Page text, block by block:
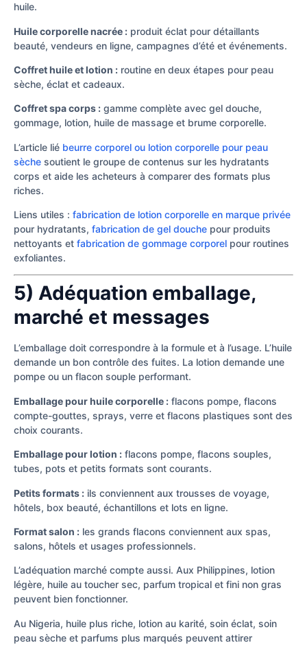
huile.
Huile corporelle nacrée : produit éclat pour détaillants
beauté, vendeurs en ligne, campagnes d’été et événements.
Coffret huile et lotion : routine en deux étapes pour peau
sèche, éclat et cadeaux.
Coffret spa corps : gamme complète avec gel douche,
gommage, lotion, huile de massage et brume corporelle.
L’article lié beurre corporel ou lotion corporelle pour peau
sèche soutient le groupe de contenus sur les hydratants
corps et aide les acheteurs à comparer des formats plus
riches.
Liens utiles : fabrication de lotion corporelle en marque privée
pour hydratants, fabrication de gel douche pour produits
nettoyants et fabrication de gommage corporel pour routines
exfoliantes.
5) Adéquation emballage,
marché et messages
L’emballage doit correspondre à la formule et à l’usage. L’huile
demande un bon contrôle des fuites. La lotion demande une
pompe ou un flacon souple performant.
Emballage pour huile corporelle : flacons pompe, flacons
compte-gouttes, sprays, verre et flacons plastiques sont des
choix courants.
Emballage pour lotion : flacons pompe, flacons souples,
tubes, pots et petits formats sont courants.
Petits formats : ils conviennent aux trousses de voyage,
hôtels, box beauté, échantillons et lots en ligne.
Format salon : les grands flacons conviennent aux spas,
salons, hôtels et usages professionnels.
L’adéquation marché compte aussi. Aux Philippines, lotion
légère, huile au toucher sec, parfum tropical et fini non gras
peuvent bien fonctionner.
Au Nigeria, huile plus riche, lotion au karité, soin éclat, soin
peau sèche et parfums plus marqués peuvent attirer